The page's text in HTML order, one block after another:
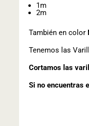
1m
2m
También en color
Tenemos las
Cortamos las
Si no encuentras